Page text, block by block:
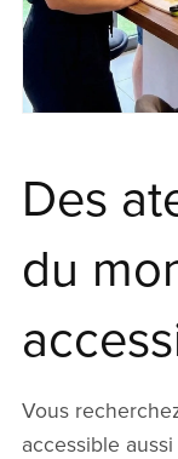
Des
du
Vous
accessible